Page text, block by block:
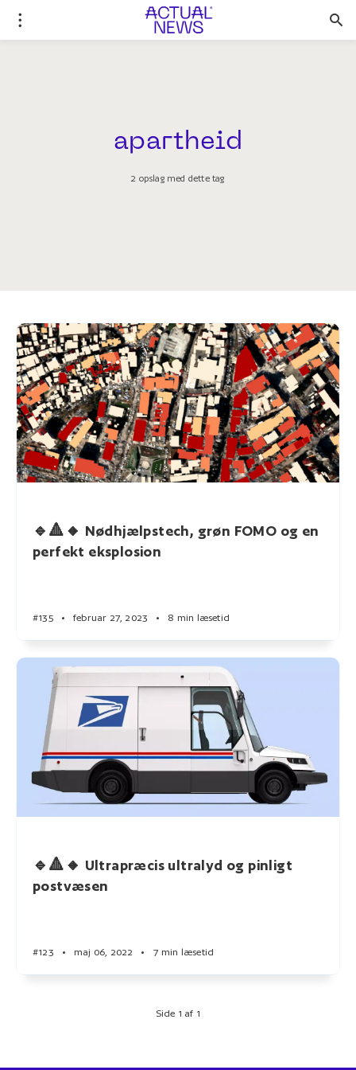
apartheid
2 opslag med dette tag
🔹🔺🔸 Nødhjælpstech, grøn FOMO og en
perfekt eksplosion
#135 • februar 27, 2023 • 8 min læsetid
🔹🔺🔸 Ultrapræcis ultralyd og pinligt
postvæsen
#123 • maj 06, 2022 • 7 min læsetid
Side 1 af 1